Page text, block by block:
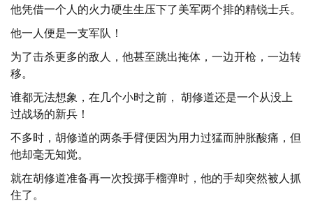
他凭借一个人的火力硬生生压下了美军两个排的精锐士兵。
他一人便是一支军队！
为了击杀更多的敌人，他甚至跳出掩体，一边开枪，一边转
移。
谁都无法想象，在几个小时之前， 胡修道还是一个从没上
过战场的新兵！
不多时，胡修道的两条手臂便因为用力过猛而肿胀酸痛，但
他却毫无知觉。
就在胡修道准备再一次投掷手榴弹时，他的手却突然被人抓
住了。